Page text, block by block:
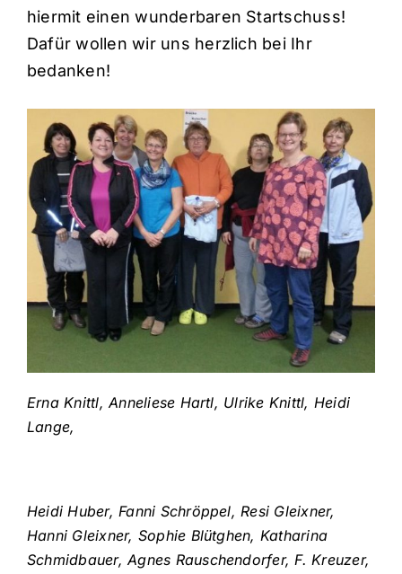
hiermit einen wunderbaren Startschuss!
Dafür wollen wir uns herzlich bei Ihr
bedanken!
Erna Knittl, Anneliese Hartl, Ulrike Knittl, Heidi
Lange,
Heidi Huber, Fanni Schröppel, Resi Gleixner,
Hanni Gleixner, Sophie Blütghen, Katharina
Schmidbauer, Agnes Rauschendorfer, F. Kreuzer,